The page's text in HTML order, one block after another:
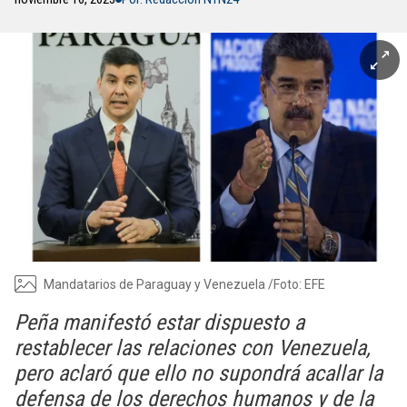
Mandatarios de Paraguay y Venezuela /Foto: EFE
Peña manifestó estar dispuesto a
restablecer las relaciones con Venezuela,
pero aclaró que ello no supondrá acallar la
defensa de los derechos humanos y de la